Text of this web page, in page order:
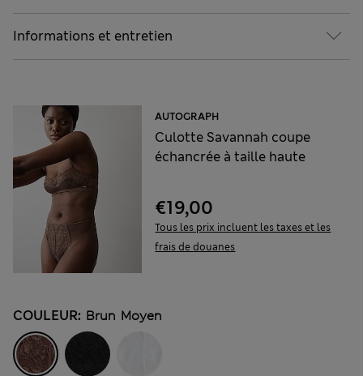
Informations et entretien
AUTOGRAPH
Culotte Savannah coupe
échancrée à taille haute
€19,00
Tous les prix incluent les taxes et les
frais de douanes
COULEUR: Brun Moyen